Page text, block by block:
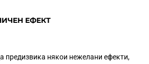
ЕФЕКТ
някои нежелани ефекти,